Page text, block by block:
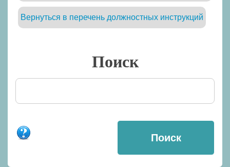
Вернуться в перечень должностных инструкций
Поиск